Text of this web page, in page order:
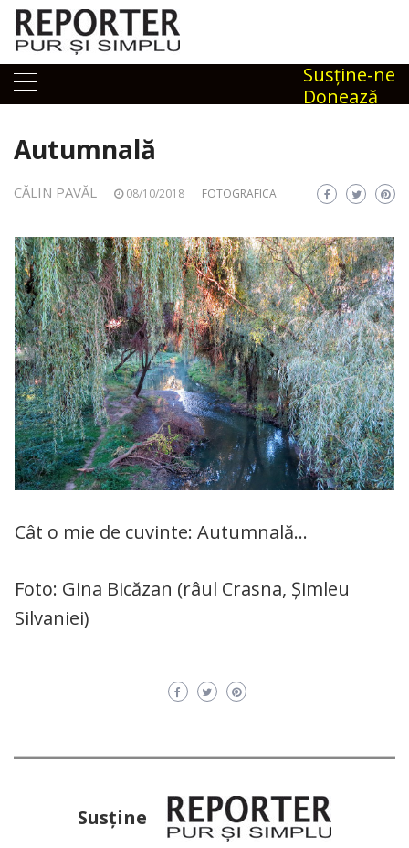
Skip
content
Susţine-ne
Donează
Autumnală
CĂLIN PAVĂL 08/10/2018 FOTOGRAFICA
Cât o mie de cuvinte: Autumnală…
Foto: Gina Bicăzan (râul Crasna, Șimleu
Silvaniei)
Susţine